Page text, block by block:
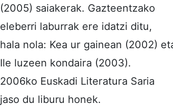
(2005) saiakerak. Gazteentzako
eleberri laburrak ere idatzi ditu,
hala nola: Kea ur gainean (2002)
Ile luzeen kondaira (2003).
2006ko Euskadi Literatura Saria
jaso du liburu honek.